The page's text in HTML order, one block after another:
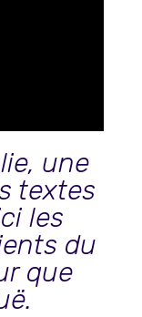
une
textes
les
du
que